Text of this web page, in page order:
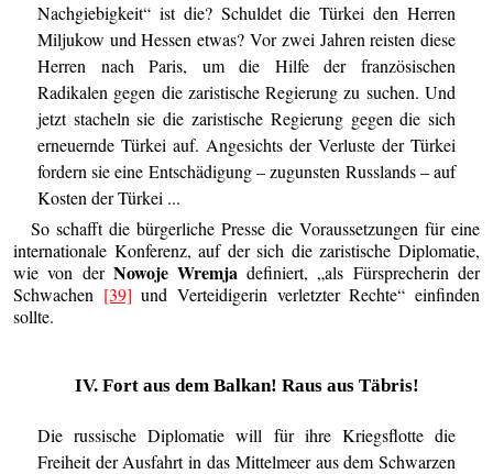
Nachgiebigkeit“ ist die? Schuldet die Türkei den Herren
Miljukow und Hessen etwas? Vor zwei Jahren reisten diese
Herren nach Paris, um die Hilfe der französischen
Radikalen gegen die zaristische Regierung zu suchen. Und
jetzt stacheln sie die zaristische Regierung gegen die sich
erneuernde Türkei auf. Angesichts der Verluste der Türkei
fordern sie eine Entschädigung – zugunsten Russlands – auf
Kosten der Türkei ...
So schafft die bürgerliche Presse die Voraussetzungen für eine
internationale Konferenz, auf der sich die zaristische Diplomatie,
wie von der Nowoje Wremja definiert, „als Fürsprecherin der
Schwachen [39] und Verteidigerin verletzter Rechte“ einfinden
sollte.
IV. Fort aus dem Balkan! Raus aus Täbris!
Die russische Diplomatie will für ihre Kriegsflotte die
Freiheit der Ausfahrt in das Mittelmeer aus dem Schwarzen